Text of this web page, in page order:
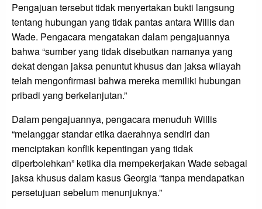
Pengajuan tersebut tidak menyertakan bukti langsung
tentang hubungan yang tidak pantas antara Willis dan
Wade. Pengacara mengatakan dalam pengajuannya
bahwa “sumber yang tidak disebutkan namanya yang
dekat dengan jaksa penuntut khusus dan jaksa wilayah
telah mengonfirmasi bahwa mereka memiliki hubungan
pribadi yang berkelanjutan.”
Dalam pengajuannya, pengacara menuduh Willis
“melanggar standar etika daerahnya sendiri dan
menciptakan konflik kepentingan yang tidak
diperbolehkan” ketika dia mempekerjakan Wade sebagai
jaksa khusus dalam kasus Georgia “tanpa mendapatkan
persetujuan sebelum menunjuknya.”